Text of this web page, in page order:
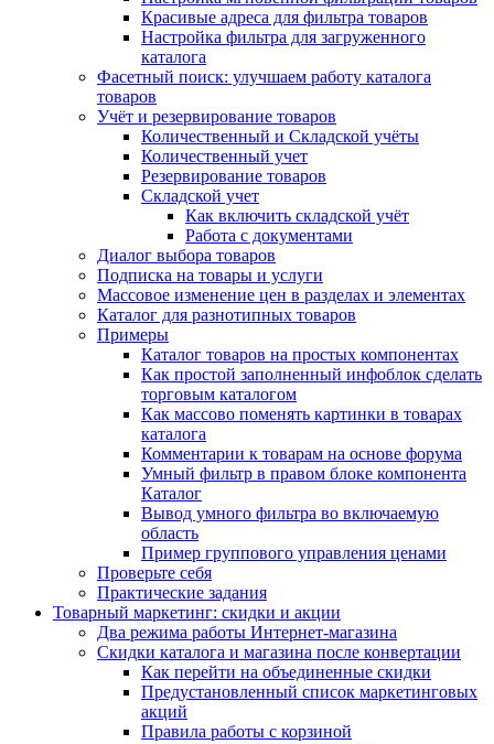
Красивые адреса для фильтра товаров
Настройка фильтра для загруженного
каталога
Фасетный поиск: улучшаем работу каталога
товаров
Учёт и резервирование товаров
Количественный и Складской учёты
Количественный учет
Резервирование товаров
Складской учет
Как включить складской учёт
Работа с документами
Диалог выбора товаров
Подписка на товары и услуги
Массовое изменение цен в разделах и элементах
Каталог для разнотипных товаров
Примеры
Каталог товаров на простых компонентах
Как простой заполненный инфоблок сделать
торговым каталогом
Как массово поменять картинки в товарах
каталога
Комментарии к товарам на основе форума
Умный фильтр в правом блоке компонента
Каталог
Вывод умного фильтра во включаемую
область
Пример группового управления ценами
Проверьте себя
Практические задания
Товарный маркетинг: скидки и акции
Два режима работы Интернет-магазина
Скидки каталога и магазина после конвертации
Как перейти на объединенные скидки
Предустановленный список маркетинговых
акций
Правила работы с корзиной